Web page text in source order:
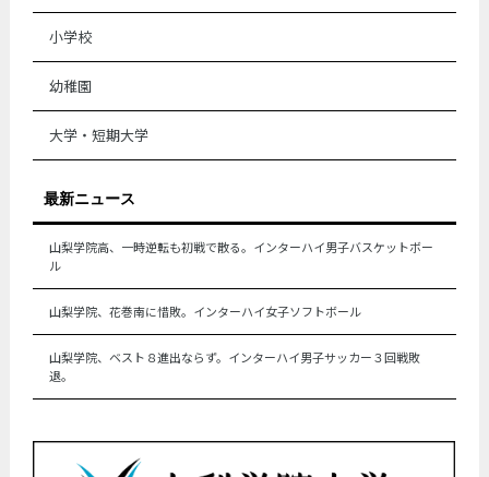
小学校
幼稚園
大学・短期大学
最新ニュース
山梨学院高、一時逆転も初戦で散る。インターハイ男子バスケットボー
ル
山梨学院、花巻南に惜敗。インターハイ女子ソフトボール
山梨学院、ベスト８進出ならず。インターハイ男子サッカー３回戦敗
退。